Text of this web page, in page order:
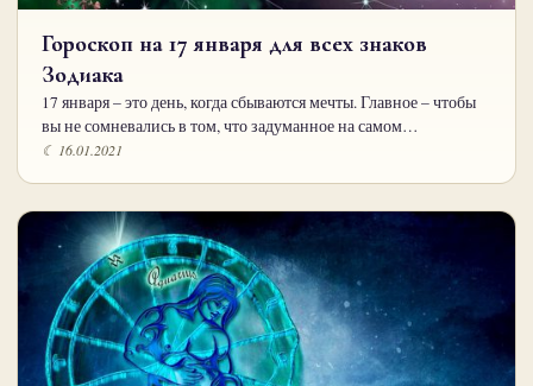
Гороскоп на 17 января для всех знаков
Зодиака
17 января – это день, когда сбываются мечты. Главное – чтобы
вы не сомневались в том, что задуманное на самом…
☾ 16.01.2021